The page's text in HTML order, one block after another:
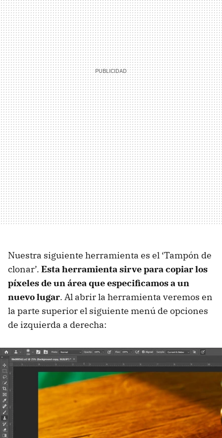
Nuestra siguiente herramienta es el ‘Tampón de
clonar’. Esta herramienta sirve para copiar los
píxeles de un área que especificamos a un
nuevo lugar. Al abrir la herramienta veremos en
la parte superior el siguiente menú de opciones
de izquierda a derecha: